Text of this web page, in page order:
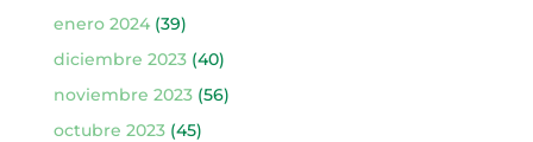
enero 2024(39)
diciembre 2023(40)
noviembre 2023(56)
octubre 2023(45)